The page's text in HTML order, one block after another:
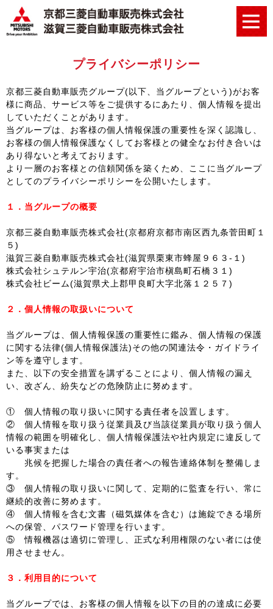
プライバシーポリシー
京都三菱自動車販売グループ(以下、当グループという)がお客
様に商品、サービス等をご提供するにあたり、個人情報を提出
していただくことがあります。
当グループは、お客様の個人情報保護の重要性を深く認識し、
お客様の個人情報保護なくしてお客様との健全なお付き合いは
あり得ないと考えております。
より一層のお客様との信頼関係を築くため、ここに当グループ
としてのプライバシーポリシーを公開いたします。
１．当グループの概要
京都三菱自動車販売株式会社(京都府京都市南区西九条菅田町１
５)
滋賀三菱自動車販売株式会社(滋賀県栗東市蜂屋９６３-１)
株式会社シュテルン宇治(京都府宇治市槇島町石橋３１)
株式会社ビーム(滋賀県犬上郡甲良町大字北落１２５７)
２．個人情報の取扱いについて
当グループは、個人情報保護の重要性に鑑み、個人情報の保護
に関する法律(個人情報保護法)その他の関連法令・ガイドライ
ン等を遵守します。
また、以下の安全措置を講ずることにより、個人情報の漏え
い、改ざん、紛失などの危険防止に努めます。
① 個人情報の取り扱いに関する責任者を設置します。
② 個人情報を取り扱う従業員及び当該従業員が取り扱う個人
情報の範囲を明確化し、個人情報保護法や社内規定に違反して
いる事実または
兆候を把握した場合の責任者への報告連絡体制を整備しま
す。
③ 個人情報の取り扱いに関して、定期的に監査を行い、常に
継続的改善に努めます。
④ 個人情報を含む文書（磁気媒体を含む）は施錠できる場所
への保管、パスワード管理を行います。
⑤ 情報機器は適切に管理し、正式な利用権限のない者には使
用させません。
３．利用目的について
当グループでは、お客様の個人情報を以下の目的の達成に必要